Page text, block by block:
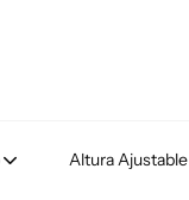
Altura Ajustable